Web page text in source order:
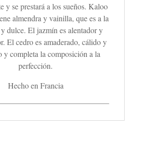
y se prestará a los sueños. Kaloo
almendra y vainilla, que es a la
dulce. El jazmín es alentador y
El cedro es amaderado, cálido y
y completa la composición a la
perfección.
Hecho en Francia